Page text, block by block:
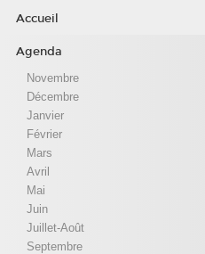
Accueil
Agenda
Novembre
Décembre
Janvier
Février
Mars
Avril
Mai
Juin
Juillet-Août
Septembre